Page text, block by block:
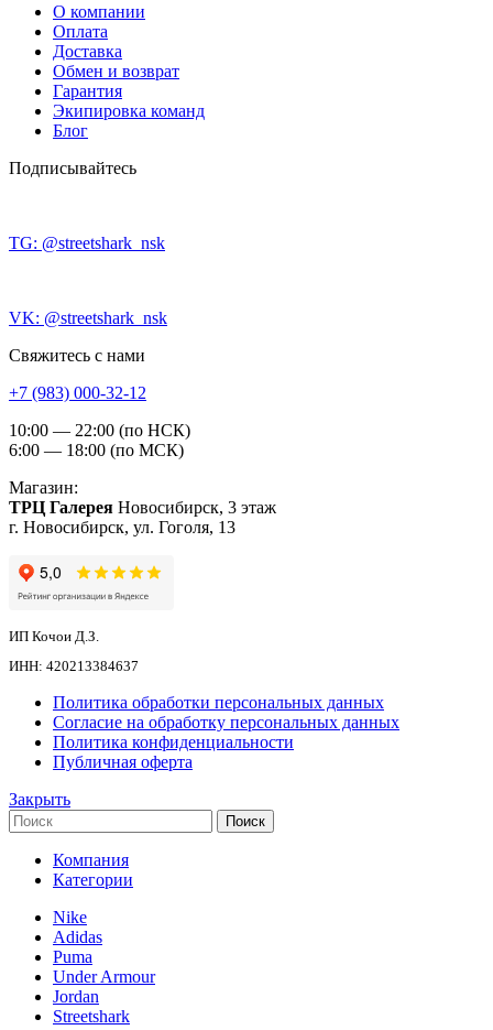
О компании
Оплата
Доставка
Обмен и возврат
Гарантия
Экипировка команд
Блог
Подписывайтесь
TG: @streetshark_nsk
VK: @streetshark_nsk
Свяжитесь с нами
+7 (983) 000-32-12
10:00 — 22:00 (по НСК)
6:00 — 18:00 (по МСК)
Магазин:
ТРЦ Галерея Новосибирск, 3 этаж
г. Новосибирск, ул. Гоголя, 13
ИП Кочои Д.З.
ИНН: 420213384637
Политика обработки персональных данных
Согласие на обработку персональных данных
Политика конфиденциальности
Публичная оферта
Закрыть
Поиск
Компания
Категории
Nike
Adidas
Puma
Under Armour
Jordan
Streetshark